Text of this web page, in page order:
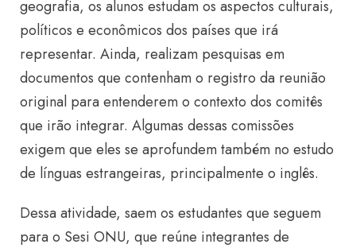
geografia, os alunos estudam os aspectos culturais,
políticos e econômicos dos países que irá
representar. Ainda, realizam pesquisas em
documentos que contenham o registro da reunião
original para entenderem o contexto dos comitês
que irão integrar. Algumas dessas comissões
exigem que eles se aprofundem também no estudo
de línguas estrangeiras, principalmente o inglês.
Dessa atividade, saem os estudantes que seguem
para o Sesi ONU, que reúne integrantes de